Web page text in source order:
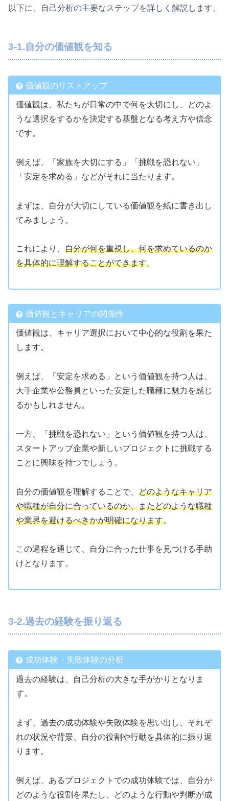
以下に、自己分析の主要なステップを詳しく解説します。
3-1.自分の価値観を知る
価値観のリストアップ
価値観は、私たちが日常の中で何を大切にし、どのよ
うな選択をするかを決定する基盤となる考え方や信念
です。
例えば、「家族を大切にする」「挑戦を恐れない」
「安定を求める」などがそれに当たります。
まずは、自分が大切にしている価値観を紙に書き出し
てみましょう。
これにより、 自分が何を重視し、何を求めているのか
を具体的に理解することができます。
価値観とキャリアの関係性
価値観は、キャリア選択において中心的な役割を果た
します。
例えば、「安定を求める」という価値観を持つ人は、
大手企業や公務員といった安定した職種に魅力を感じ
るかもしれません。
一方、「挑戦を恐れない」という価値観を持つ人は、
スタートアップ企業や新しいプロジェクトに挑戦する
ことに興味を持つでしょう。
自分の価値観を理解することで、 どのようなキャリア
や職種が自分に合っているのか、またどのような職種
や業界を避けるべきかが明確になります。
この過程を通じて、自分に合った仕事を見つける手助
けとなります。
3-2.過去の経験を振り返る
成功体験・失敗体験の分析
過去の経験は、自己分析の大きな手がかりとなりま
す。
まず、過去の成功体験や失敗体験を思い出し、それぞ
れの状況や背景、自分の役割や行動を具体的に振り返
ります。
例えば、あるプロジェクトでの成功体験では、自分が
どのような役割を果たし、どのような行動や判断が成